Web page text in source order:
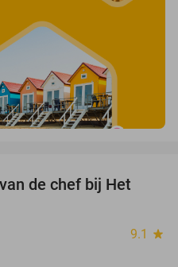
34%
de chef bij Het
9.1 star